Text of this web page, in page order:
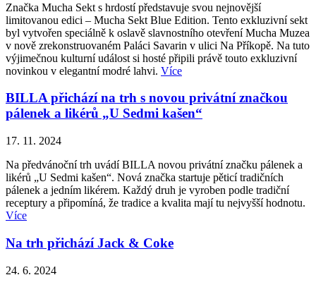
Značka Mucha Sekt s hrdostí představuje svou nejnovější
limitovanou edici – Mucha Sekt Blue Edition. Tento exkluzivní sekt
byl vytvořen speciálně k oslavě slavnostního otevření Mucha Muzea
v nově zrekonstruovaném Paláci Savarin v ulici Na Příkopě. Na tuto
výjimečnou kulturní událost si hosté připili právě touto exkluzivní
novinkou v elegantní modré lahvi. Více
BILLA přichází na trh s novou privátní značkou
pálenek a likérů „U Sedmi kašen“
17. 11. 2024
Na předvánoční trh uvádí BILLA novou privátní značku pálenek a
likérů „U Sedmi kašen“. Nová značka startuje pěticí tradičních
pálenek a jedním likérem. Každý druh je vyroben podle tradiční
receptury a připomíná, že tradice a kvalita mají tu nejvyšší hodnotu.
Více
Na trh přichází Jack & Coke
24. 6. 2024